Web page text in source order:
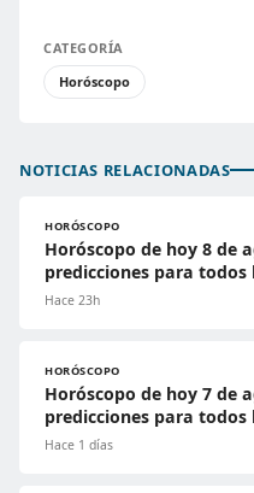
CATEGORÍA
Horóscopo
NOTICIAS RELACIONADAS
HORÓSCOPO
Horóscopo de hoy 8 de
predicciones para todos
Hace 23h
HORÓSCOPO
Horóscopo de hoy 7 de
predicciones para todos
Hace 1 días